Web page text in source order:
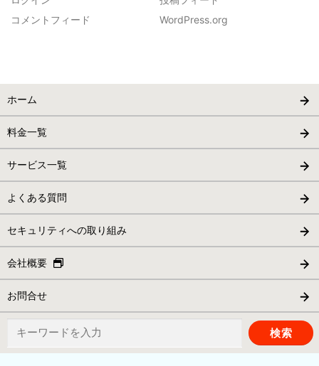
コメントフィード
WordPress.org
ホーム
料金一覧
サービス一覧
よくある質問
セキュリティへの取り組み
会社概要
お問合せ
索: